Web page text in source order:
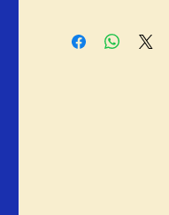
e sugestões